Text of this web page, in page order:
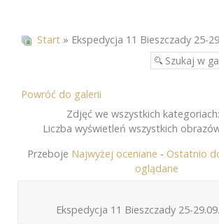
Start » Ekspedycja 11 Bieszczady 25-
Powróć do galerii
Zdjęć we wszystkich
Liczba wyświetleń wszystkich
Przeboje Najwyżej oceniane - Ostatnio
oglądane
Ekspedycja 11 Bieszczady 25-